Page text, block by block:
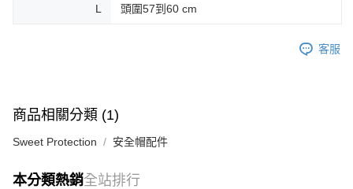
L 頭圍57到60 cm
客服
商品相關分類 (1)
Sweet Protection 安全帽配件
本分類熱銷全站排行